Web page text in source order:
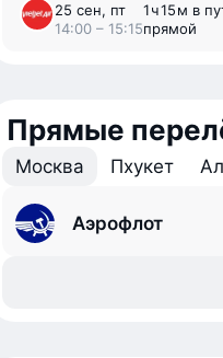
25 сен, пт
14:00 – 15:15
1 ⁠ч 15 ⁠м в
прямой
Прямые
Москва Пхукет
Аэрофлот